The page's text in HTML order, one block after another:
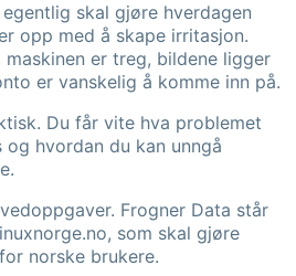
skal gjøre hverdagen
opp med å skape irritasjon.
maskinen er treg, bildene ligger
er vanskelig å komme inn på.
Du får vite hva problemet
hvordan du kan unngå
Frogner Data står
, som skal gjøre
norske brukere.